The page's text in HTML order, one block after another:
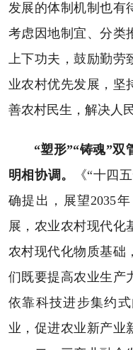
发展的体制机制也有
考虑因地制宜、分类
上下功夫，鼓励勤劳
业农村优先发展，坚
善农村民生，解决人
“塑形”“铸魂”双
明相协调。
《“十四
确提出，展望2035
展，农业农村现代化
农村现代化物质基础
们既要提高农业生产
依靠科技进步集约
业，促进农业新产业